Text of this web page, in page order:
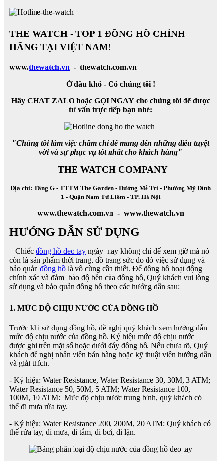
THE WATCH - TOP 1 ĐỒNG HỒ CHÍNH
HÃNG TẠI VIỆT NAM!
www.thewatch.vn - thewatch.com.vn
Ở đâu khó - Có chúng tôi !
Hãy CHAT ZALO hoặc GỌI NGAY cho chúng tôi để được
tư vấn trực tiếp bạn nhé:
"Chúng tôi làm việc chăm chỉ để mang đến những điều tuyệt
vời và sự phục vụ tốt nhất cho khách hàng"
THE WATCH COMPANY
Địa chỉ: Tầng G - TTTM The Garden - Đường Mễ Trì - Phường Mỹ Đình
1 - Quận Nam Từ Liêm - TP. Hà Nội
www.thewatch.com.vn - www.thewatch.vn
HƯỚNG DẪN SỬ DỤNG
Chiếc đồng hồ đeo tay ngày nay không chỉ để xem giờ mà nó
còn là sản phẩm thời trang, đồ trang sức do đó việc sử dụng và
bảo quản đồng hồ là vô cùng cần thiết. Để đồng hồ hoạt động
chính xác và đảm bảo độ bền của đồng hồ, Quý khách vui lòng
sử dụng và bảo quản đồng hồ theo các hướng dẫn sau:
1. MỨC ĐỘ CHỊU NƯỚC CỦA ĐỒNG HỒ
Trước khi sử dụng đồng hồ, đề nghị quý khách xem hướng dẫn
mức độ chịu nước của đồng hồ. Ký hiệu mức độ chịu nước
được ghi trên mặt số hoặc dưới đáy đồng hồ. Nếu chưa rõ, Quý
khách đề nghị nhân viên bán hàng hoặc kỹ thuật viên hướng dẫn
và giải thích.
- Ký hiệu: Water Resistance, Water Resistance 30, 30M, 3 ATM;
Water Resistance 50, 50M, 5 ATM; Water Resistance 100,
100M, 10 ATM: Mức độ chịu nước trung bình, quý khách có
thể đi mưa rửa tay.
- Ký hiệu: Water Resistance 200, 200M, 20 ATM: Quý khách có
thể rửa tay, đi mưa, đi tắm, đi bơi, đi lặn.